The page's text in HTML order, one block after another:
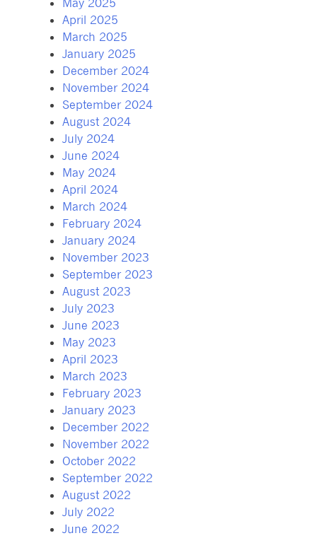
May 2025
April 2025
March 2025
January 2025
December 2024
November 2024
September 2024
August 2024
July 2024
June 2024
May 2024
April 2024
March 2024
February 2024
January 2024
November 2023
September 2023
August 2023
July 2023
June 2023
May 2023
April 2023
March 2023
February 2023
January 2023
December 2022
November 2022
October 2022
September 2022
August 2022
July 2022
June 2022